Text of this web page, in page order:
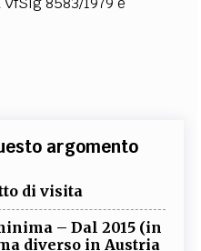
argomento
di visita
– Dal 2015 (in
diverso in Austria